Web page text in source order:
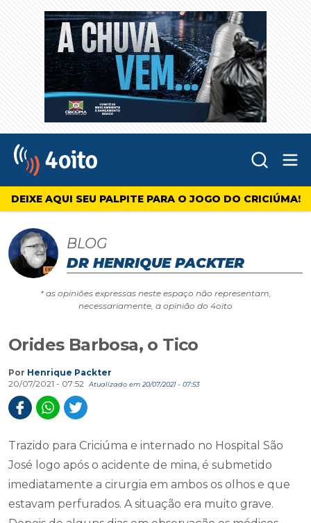
4oito
DEIXE AQUI SEU PALPITE PARA O JOGO DO CRICIÚMA!
BLOG
DR HENRIQUE PACKTER
* as opiniões expressas neste espaço não representam,
necessariamente, a opinião do 4oito
Orides Barbosa, o Tico
Por Henrique Packter
20/07/2021 - 07:52
Atualizado em 20/07/2021 - 07:53
Trazido para Criciúma e internado no Hospital São
José logo após o acidente de mina, é submetido
imediatamente a cirurgia em ambos os olhos e que
estavam perfurados. A situação era muito grave.